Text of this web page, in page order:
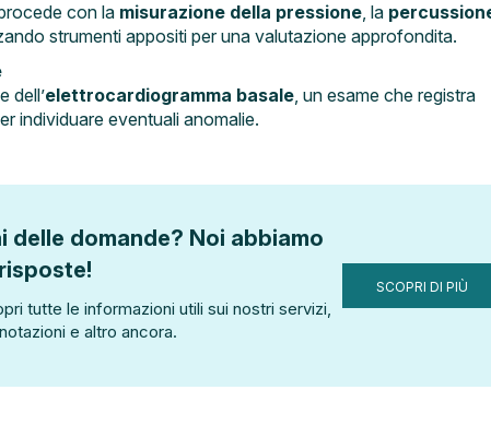
con la misurazione della pressione, la
strumenti appositi per una valutazione approfondita.
dell’elettrocardiogramma basale, un esame che registra
individuare eventuali anomalie.
delle domande? Noi abbiamo
tutte le informazioni utili sui nostri servizi,
e altro ancora.
SCOPRI DI PIÙ